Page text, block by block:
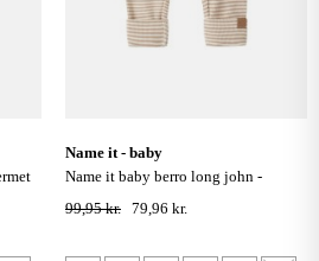
name it - baby
name it baby berro long john -
antique white
99,95 kr. 79,96 kr.